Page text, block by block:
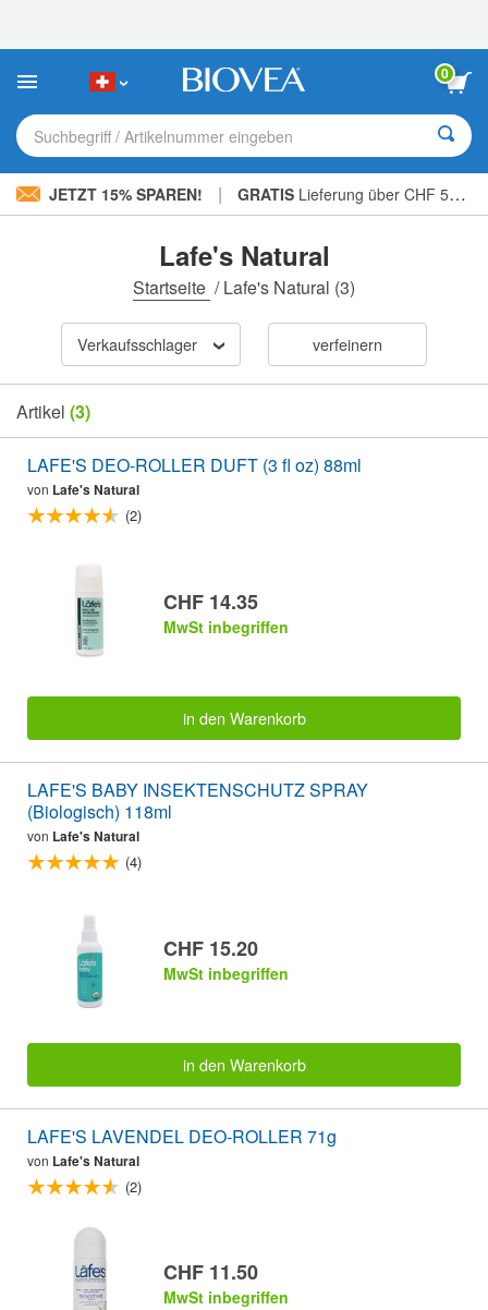
Sie:
Website
ein
Barrierefreiheitssystem.
0
Suchbegriff / Artikelnummer eingeben
JETZT 15% SPAREN! | GRATIS Lieferung über CHF 56.00 »
Lafe's Natural
Startseite /Lafe's Natural (3)
Verkaufsschlager verfeinern
Artikel (3)
LAFE'S DEO-ROLLER DUFT (3 fl oz) 88ml
von Lafe's Natural
(2)
CHF 14.35
MwSt inbegriffen
in den Warenkorb
LAFE'S BABY INSEKTENSCHUTZ SPRAY
(Biologisch) 118ml
von Lafe's Natural
(4)
CHF 15.20
MwSt inbegriffen
in den Warenkorb
LAFE'S LAVENDEL DEO-ROLLER 71g
von Lafe's Natural
(2)
CHF 11.50
MwSt inbegriffen